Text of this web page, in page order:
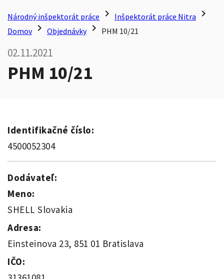
Národný inšpektorát práce chevron_right Inšpektorát práce Nitra chevron_right
Domov chevron_right Objednávky chevron_right PHM 10/21
02.11.2021
PHM 10/21
Identifikačné číslo:
4500052304
Dodávateľ:
Meno:
SHELL Slovakia
Adresa:
Einsteinova 23, 851 01 Bratislava
IČO: